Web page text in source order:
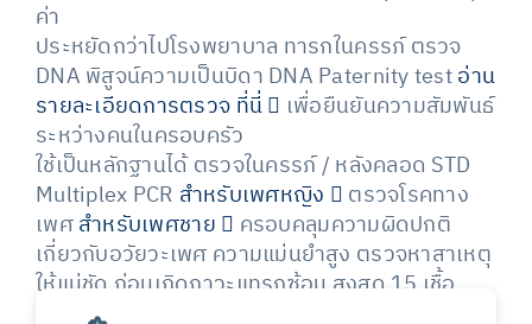
English
ค่า
ประหยัดกว่าไปโรงพยาบาล ทารกในครรภ์ตรวจ
DNA พิสูจน์ความเป็นบิดา DNA Paternity testอ่าน
รายละเอียดการตรวจ ที่นี่
เพื่อยืนยันความสัมพันธ์
ระหว่างคนในครอบครัว
ใช้เป็นหลักฐานได้ตรวจในครรภ์ / หลังคลอด STD
Multiplex PCR สำหรับเพศหญิง
ตรวจโรคทาง
เพศสำหรับเพศชาย
ครอบคลุมความผิดปกติ
เกี่ยวกับอวัยวะเพศ ความแม่นยำสูง ตรวจหาสาเหตุ
ให้แน่ชัด ก่อนเกิดภาวะแทรกซ้อน สูงสุด 15 เชื้อ